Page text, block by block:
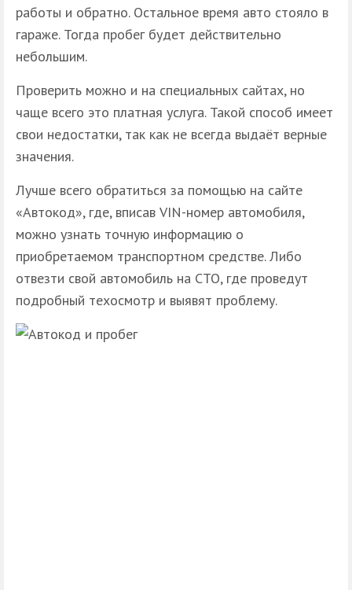
работы и обратно. Остальное время авто стояло в
гараже. Тогда пробег будет действительно
небольшим.
Проверить можно и на специальных сайтах, но
чаще всего это платная услуга. Такой способ имеет
свои недостатки, так как не всегда выдаёт верные
значения.
Лучше всего обратиться за помощью на сайте
«Автокод», где, вписав VIN-номер автомобиля,
можно узнать точную информацию о
приобретаемом транспортном средстве. Либо
отвезти свой автомобиль на СТО, где проведут
подробный техосмотр и выявят проблему.